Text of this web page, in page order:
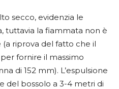
secco, evidenzia le
tuttavia la fiammata non è
riprova del fatto che il
fornire il massimo
di 152 mm). L’espulsione
del bossolo a 3-4 metri di